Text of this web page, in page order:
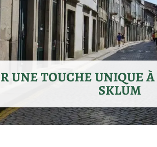
UNE TOUCHE UNIQUE
SKLUM